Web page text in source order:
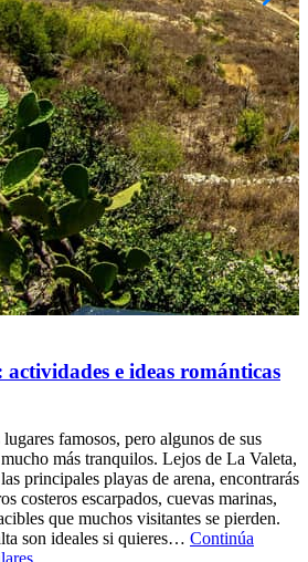
e ideas románticas
famosos, pero algunos de sus
más tranquilos. Lejos de La Valeta,
principales playas de arena, encontrarás
costeros escarpados, cuevas marinas,
que muchos visitantes se pierden.
son ideales si quieres… Continúa